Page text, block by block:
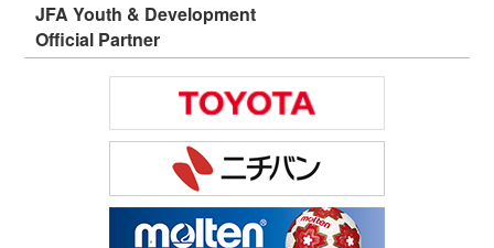
JFA Youth & Development
Official Partner